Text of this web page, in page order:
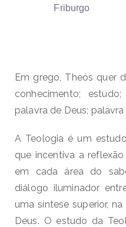
Friburgo
Em grego, Theós quer
conhecimento;
palavra de Deus; palavra
A Teologia é um
que incentiva a
em cada área do
diálogo iluminador
uma síntese superior,
Deus. O estudo da